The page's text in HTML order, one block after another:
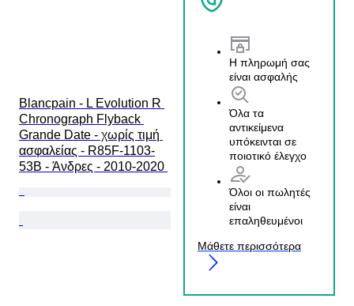
Η πληρωμή σας
είναι ασφαλής
Όλα τα
αντικείμενα
υπόκεινται σε
ποιοτικό έλεγχο
Όλοι οι πωλητές
είναι
επαληθευμένοι
Μάθετε περισσότερα
Blancpain - L Evolution R
Chronograph Flyback
Grande Date - χωρίς τιμή
ασφαλείας - R85F-1103-
53B - Άνδρες - 2010-2020